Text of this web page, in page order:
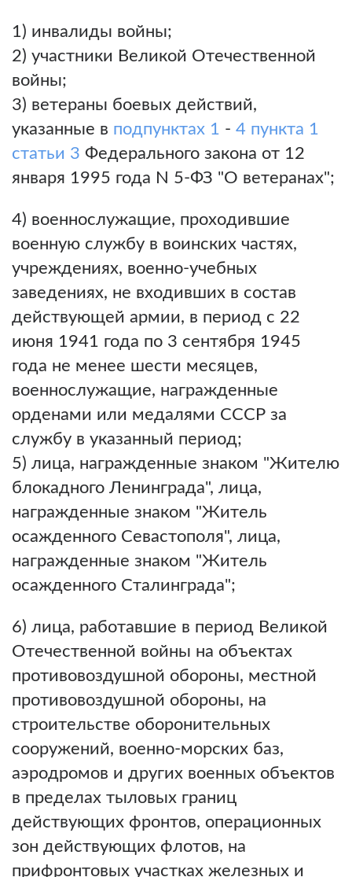
1) инвалиды войны;
2) участники Великой Отечественной
войны;
3) ветераны боевых действий,
указанные в подпунктах 1 - 4 пункта 1
статьи 3 Федерального закона от 12
января 1995 года N 5-ФЗ "О ветеранах";
4) военнослужащие, проходившие
военную службу в воинских частях,
учреждениях, военно-учебных
заведениях, не входивших в состав
действующей армии, в период с 22
июня 1941 года по 3 сентября 1945
года не менее шести месяцев,
военнослужащие, награжденные
орденами или медалями СССР за
службу в указанный период;
5) лица, награжденные знаком "Жителю
блокадного Ленинграда", лица,
награжденные знаком "Житель
осажденного Севастополя", лица,
награжденные знаком "Житель
осажденного Сталинграда";
6) лица, работавшие в период Великой
Отечественной войны на объектах
противовоздушной обороны, местной
противовоздушной обороны, на
строительстве оборонительных
сооружений, военно-морских баз,
аэродромов и других военных объектов
в пределах тыловых границ
действующих фронтов, операционных
зон действующих флотов, на
прифронтовых участках железных и